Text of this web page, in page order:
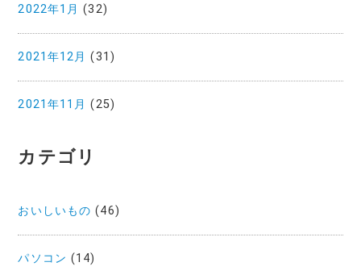
2022年1月 (32)
2021年12月 (31)
2021年11月 (25)
カテゴリ
おいしいもの (46)
パソコン (14)